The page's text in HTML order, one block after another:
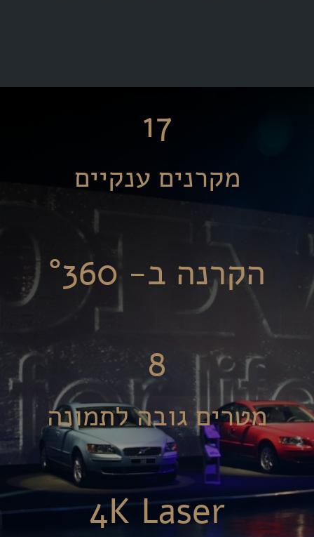
17
מקרנים ענקיים
הקרנה ב- °360
8
מטרים גובה לתמונה
4K Laser